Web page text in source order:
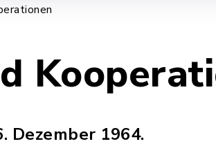
WASSERQUALITÄT
Dezember 1964.